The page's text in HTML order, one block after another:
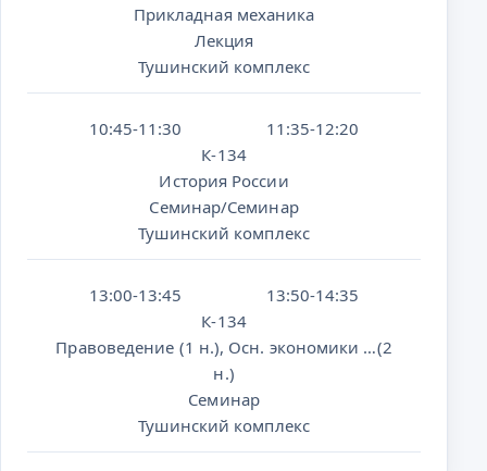
Прикладная механика
Лекция
Тушинский комплекс
10:45-11:30
11:35-12:20
К-134
История России
Семинар/Семинар
Тушинский комплекс
13:00-13:45
13:50-14:35
К-134
Правоведение (1 н.), Осн. экономики …(2
н.)
Семинар
Тушинский комплекс